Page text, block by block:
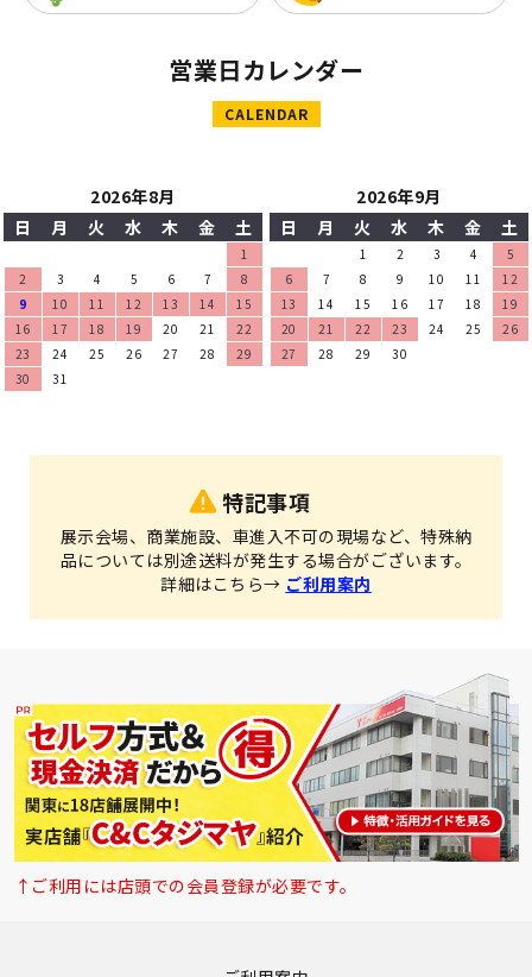
営業日カレンダー
CALENDAR
2026年8月
日
月 火 水 木 金 土
1
2
3 4 5 6 7
8
9
10 11 12 13 14
15
16
17 18 19 20 21
22
23
24 25 26 27 28
29
30
31
2026年9月
日
月 火 水 木 金 土
1 2 3 4
5
6
7 8 9 10 11
12
13
14 15 16 17 18
19
20
21 22 23 24 25
26
27
28 29 30
特記事項
展示会場、商業施設、車進入不可の現場など、特殊納
品については別途送料が発生する場合がございます。
詳細はこちら→ ご利用案内
↑ご利用には店頭での会員登録が必要です。